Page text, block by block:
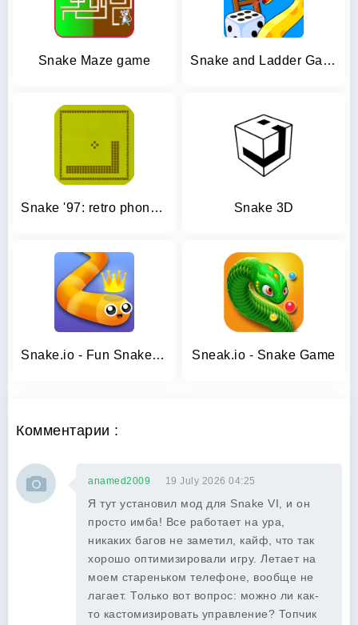
Snake Maze game Snake and Ladder Games
Snake '97: retro phone classic Snake 3D
Snake.io - Fun Snake .io Games Sneak.io - Snake Game
Комментарии :
anamed2009 19 July 2026 04:25
Я тут установил мод для Snake VI, и он
просто имба! Все работает на ура,
никаких багов не заметил, кайф, что так
хорошо оптимизировали игру. Летает на
моем стареньком телефоне, вообще не
лагает. Только вот вопрос: можно ли как-
то кастомизировать управление? Топчик